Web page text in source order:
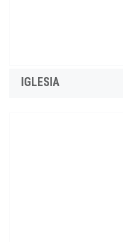
IGLESIA